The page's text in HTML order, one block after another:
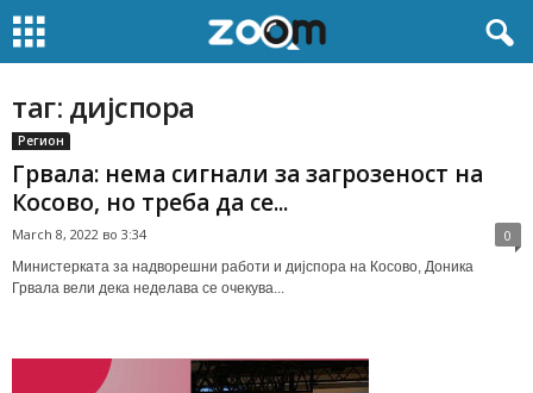
таг: дијспора
Регион
Грвала: нема сигнали за загрозеност на
Косово, но треба да се...
March 8, 2022 во 3:34 0
Министерката за надворешни работи и дијспора на Косово, Доника
Грвала вели дека неделава се очекува...